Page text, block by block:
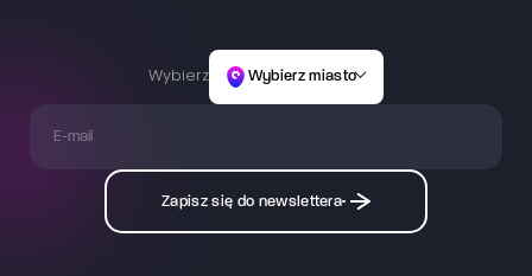
Wybierz Wybierz miasto
Zapisz się do newslettera